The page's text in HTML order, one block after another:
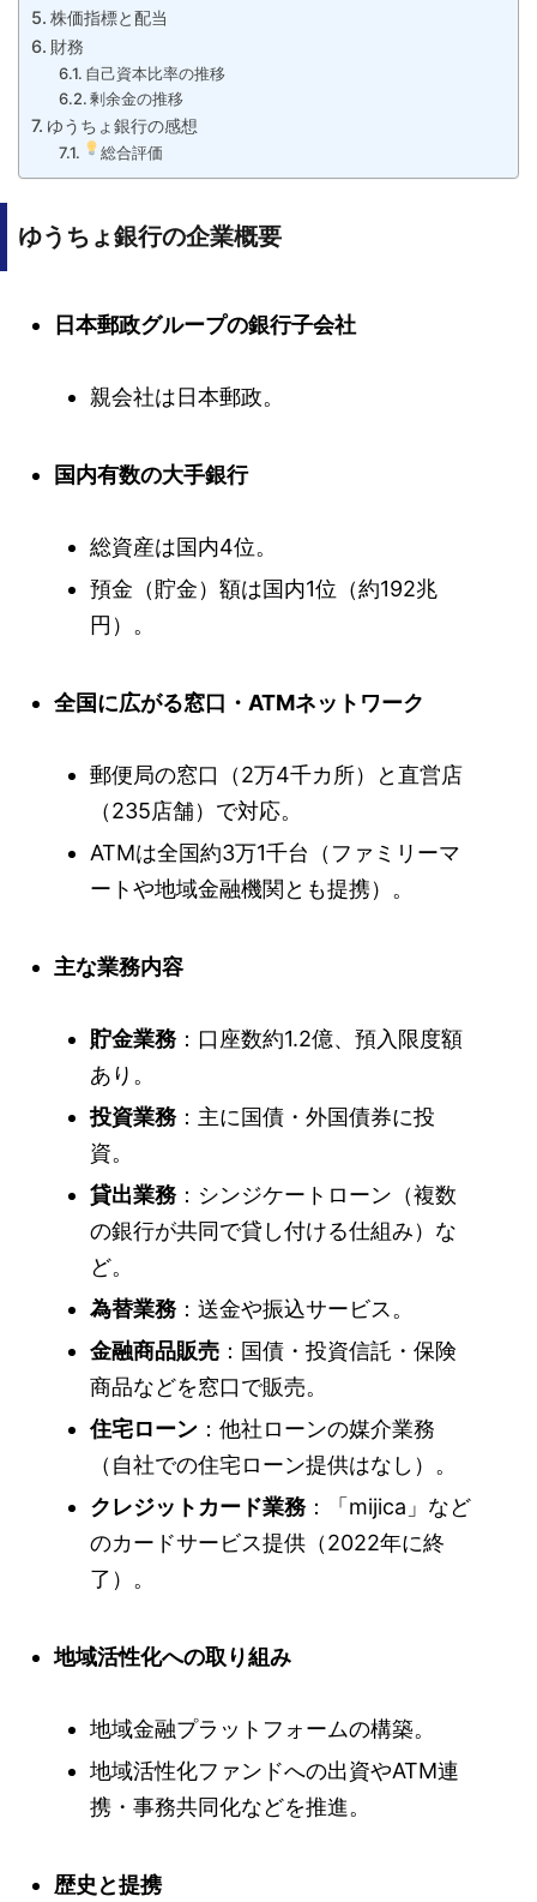
株価指標と配当
財務
自己資本比率の推移
剰余金の推移
ゆうちょ銀行の感想
総合評価
ゆうちょ銀行の企業概要
日本郵政グループの銀行子会社
親会社は日本郵政。
国内有数の大手銀行
総資産は国内4位。
預金（貯金）額は国内1位（約192兆
円）。
全国に広がる窓口・ATMネットワーク
郵便局の窓口（2万4千カ所）と直営店
（235店舗）で対応。
ATMは全国約3万1千台（ファミリーマ
ートや地域金融機関とも提携）。
主な業務内容
貯金業務：口座数約1.2億、預入限度額
あり。
投資業務：主に国債・外国債券に投
資。
貸出業務：シンジケートローン（複数
の銀行が共同で貸し付ける仕組み）な
ど。
為替業務：送金や振込サービス。
金融商品販売 ：国債・投資信託・保険
商品などを窓口で販売。
住宅ローン ：他社ローンの媒介業務
（自社での住宅ローン提供はなし）。
クレジットカード業務：「mijica」など
のカードサービス提供（2022年に終
了）。
地域活性化への取り組み
地域金融プラットフォームの構築。
地域活性化ファンドへの出資やATM連
携・事務共同化などを推進。
歴史と提携